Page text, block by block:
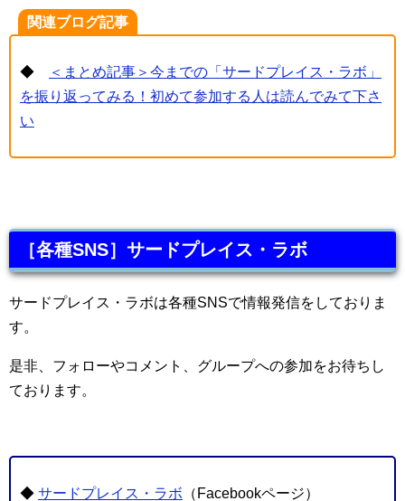
関連ブログ記事
◆
＜まとめ記事＞今までの「サードプレイス・ラボ」
を振り返ってみる！初めて参加する人は読んでみて下さ
い
［各種SNS］サードプレイス・ラボ
サードプレイス・ラボは各種SNSで情報発信をしておりま
す。
是非、フォローやコメント、グループへの参加をお待ちし
ております。
◆ サードプレイス・ラボ （Facebookページ）